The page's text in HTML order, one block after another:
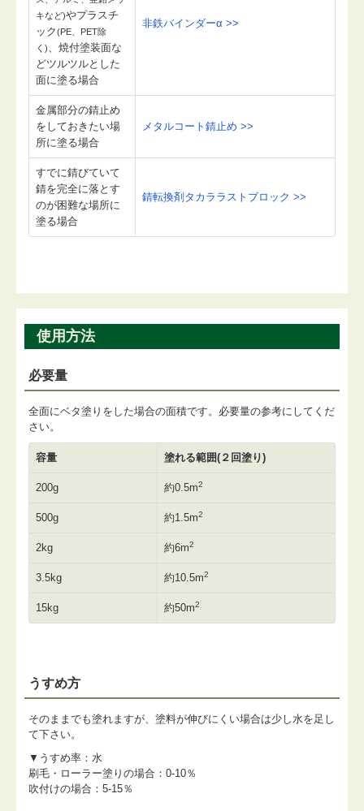
キなど)やプラスチ
ック(PE、PET除
く)、焼付塗装面な
どツルツルとした
面に塗る場合
非鉄バインダーα >>
金属部分の錆止め
をしておきたい場
所に塗る場合
メタルコート錆止め >>
すでに錆びていて
錆を完全に落とす
のが困難な場所に
塗る場合
錆転換剤タカララストブロック >>
使用方法
必要量
全面にベタ塗りをした場合の面積です。必要量の参考にしてくだ
さい。
容量 塗れる範囲(２回塗り)
200g 約0.5m2
500g 約1.5m2
2kg 約6m2
3.5kg 約10.5m2
15kg 約50m2
うすめ方
そのままでも塗れますが、塗料が伸びにくい場合は少し水を足し
て下さい。
▼うすめ率：水
刷毛・ローラー塗りの場合：0-10％
吹付けの場合：5-15％